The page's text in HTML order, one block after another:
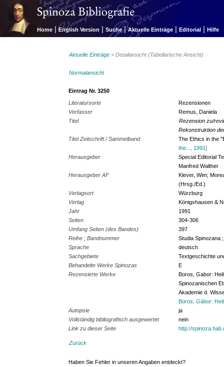
Home | English Version | Suche | Aktuelle Einträge | Editorial | Hilfe
Aktuelle Einträge > Detailansicht (Tabellarische Ansicht)
Normalansicht
Eintrag Nr. 3250
Literatursorte
Rezensionen
Verfasser
Remus, Daniela
Titel
Rezension zu/
Rekonstruktion
Titel Zeitschrift / Sammelband
The Ethics in the
the..., 1991]
Herausgeber
Special Editorial
Manfred Walther
Herausgeber AF
Klever, Wim;
(Hrsg./Ed.)
Verlagsort
Würzburg
Verlag
Königshausen &
Jahr
1991
Seiten
304-306
Umfang Seiten (des Bandes)
397
Reihe ; Bandnummer
Studia Spinozana
Sprache
deutsch
Sachgebiete
Textgeschichte
Behandelte Werke Spinozas
E
Rezensierte Werke
Boros, Gabor:
Spinozanischen
Akademie d.
Boros, Gábor:
Autopsie
ja
Vollständig bibliografisch ausgewertet
nein
Link zu dieser Seite
http://
Zurück
Haben Sie Fehler in unseren Angaben entdeckt?